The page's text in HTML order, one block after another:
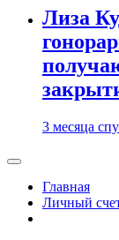
Лиза
3 месяца
Главная
Личный